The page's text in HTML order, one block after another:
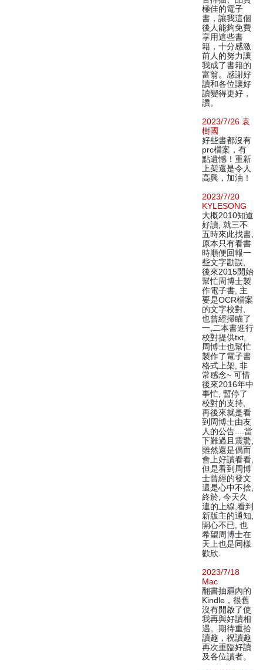
極佳的電子
書，讓我這個
後人能夠免費
享用這些書
籍，十分感激
前人的努力讓
我成了書籍的
富翁。感謝好
讀和各位讓好
讀變得更好，
讚。
2023/7/26 袁
樹國
好些書都沒有
prc檔案，有
點遺憾！重新
上架還是令人
高興，加油！
2023/7/20
KYLESONG
大概2010知道
好讀, 就三不
五時來此找書,
原本只有看書
時順便回報一
些文字勘誤,
後來2015開始
幫忙周博士製
作電子書, 主
要是OCR檔案
的文字校對,
也曾經掃瞄了
一,二本書進行
校對提供txt,
周博士也幫忙
製作了電子書
格式上架, 非
常感念~ 可惜
後來2016年中
事忙, 暫停了
校對的支持,
再後來就是看
到周博士由友
人的公告....當
下難過且震驚,
雖然還是偶而
會上好讀看看,
但是看到周博
士曾經的發文
還是心中不捨,
終於, 今天久
違的上線,看到
新版主的通知,
開心不已, 也
希望周博士在
天上也是同樣
歡欣.
2023/7/18
Mac
翻書抽屜內的
Kindle，很舊
沒有開啟了使
我再與好讀相
遇。期待重拾
讀趣，祝讀趣
再次重臨好讀
及各位讀者。